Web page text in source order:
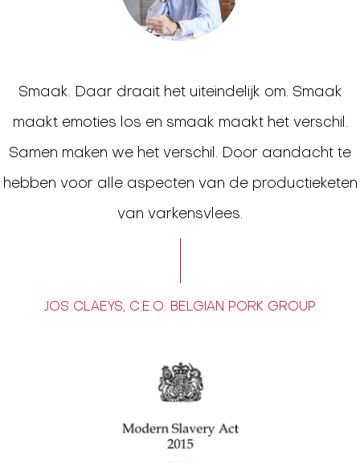
Smaak. Daar draait het uiteindelijk om. Smaak
maakt emoties los en smaak maakt het verschil.
Samen maken we het verschil. Door aandacht te
hebben voor alle aspecten van de productieketen
van varkensvlees.
JOS CLAEYS, C.E.O. BELGIAN PORK GROUP